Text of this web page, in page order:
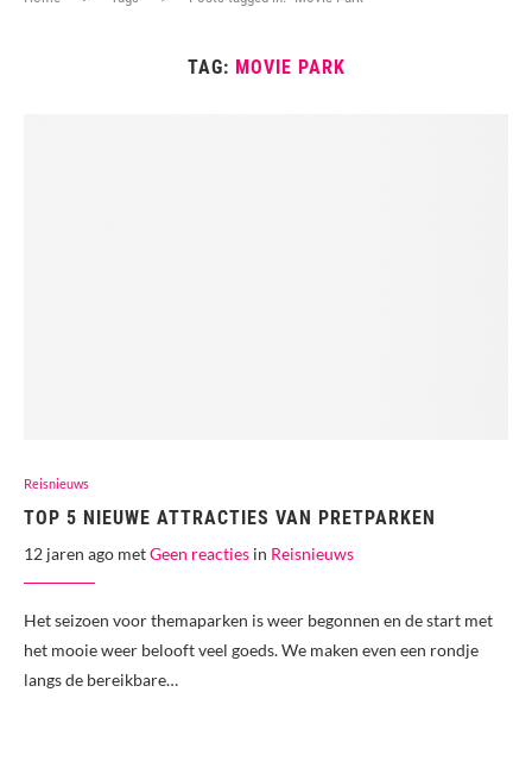
TAG: MOVIE PARK
Reisnieuws
TOP 5 NIEUWE ATTRACTIES VAN PRETPARKEN
12 jaren ago metGeen reacties in Reisnieuws
Het seizoen voor themaparken is weer begonnen en de start met
het mooie weer belooft veel goeds. We maken even een rondje
langs de bereikbare…